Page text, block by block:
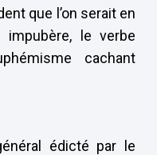
que l’on serait en
impubère, le verbe
cachant
édicté par le